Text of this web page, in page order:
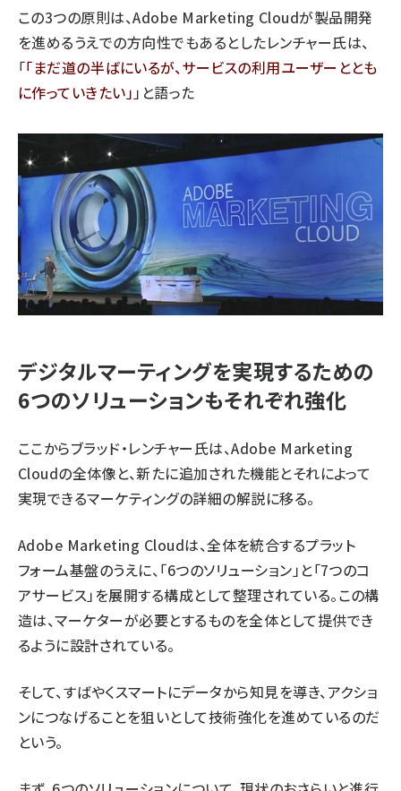
この3つの原則は、Adobe Marketing Cloudが製品開発
を進めるうえでの方向性でもあるとしたレンチャー氏は、
「 まだ道の半ばにいるが、サービスの利用ユーザーととも
に作っていきたい 」と語った
デジタルマーティングを実現するための
6つのソリューションもそれぞれ強化
ここからブラッド・レンチャー氏は、Adobe Marketing
Cloudの全体像と、新たに追加された機能とそれによって
実現できるマーケティングの詳細の解説に移る。
Adobe Marketing Cloudは、全体を統合するプラット
フォーム基盤のうえに、「6つのソリューション」と「7つのコ
アサービス」を展開する構成として整理されている。この構
造は、マーケターが必要とするものを全体として提供でき
るように設計されている。
そして、すばやくスマートにデータから知見を導き、アクショ
ンにつなげることを狙いとして技術強化を進めているのだ
という。